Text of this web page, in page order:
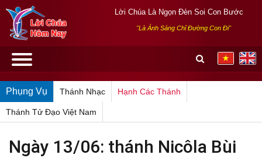
Lời Chúa Là Ngọn Đèn Soi Con Bước
"Là Ánh Sáng Chỉ Đường Con Đi"
Phụng Vụ Thánh Nhạc Hạnh Các Thánh
Thánh Tử Đạo Việt Nam
Ngày 13/06: thánh Nicôla Bùi